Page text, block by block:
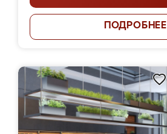
ПОДРОБНЕЕ